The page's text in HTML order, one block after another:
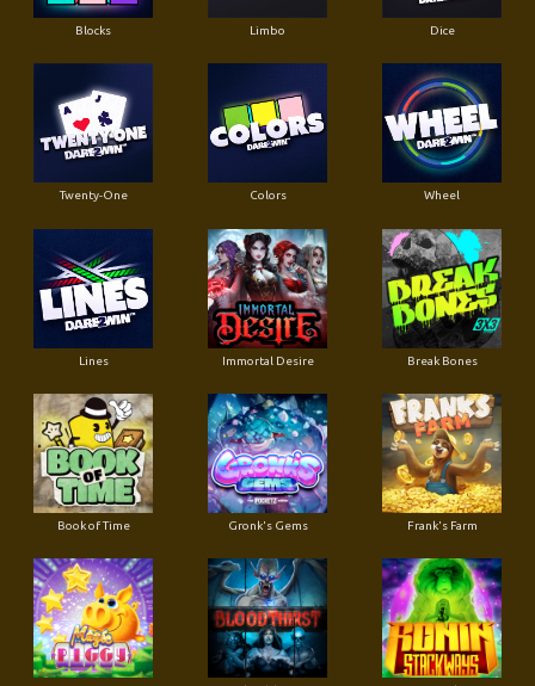
Blocks Limbo Dice
Twenty-One Colors Wheel
Lines Immortal Desire Break Bones
Book of Time Gronk's Gems Frank's Farm